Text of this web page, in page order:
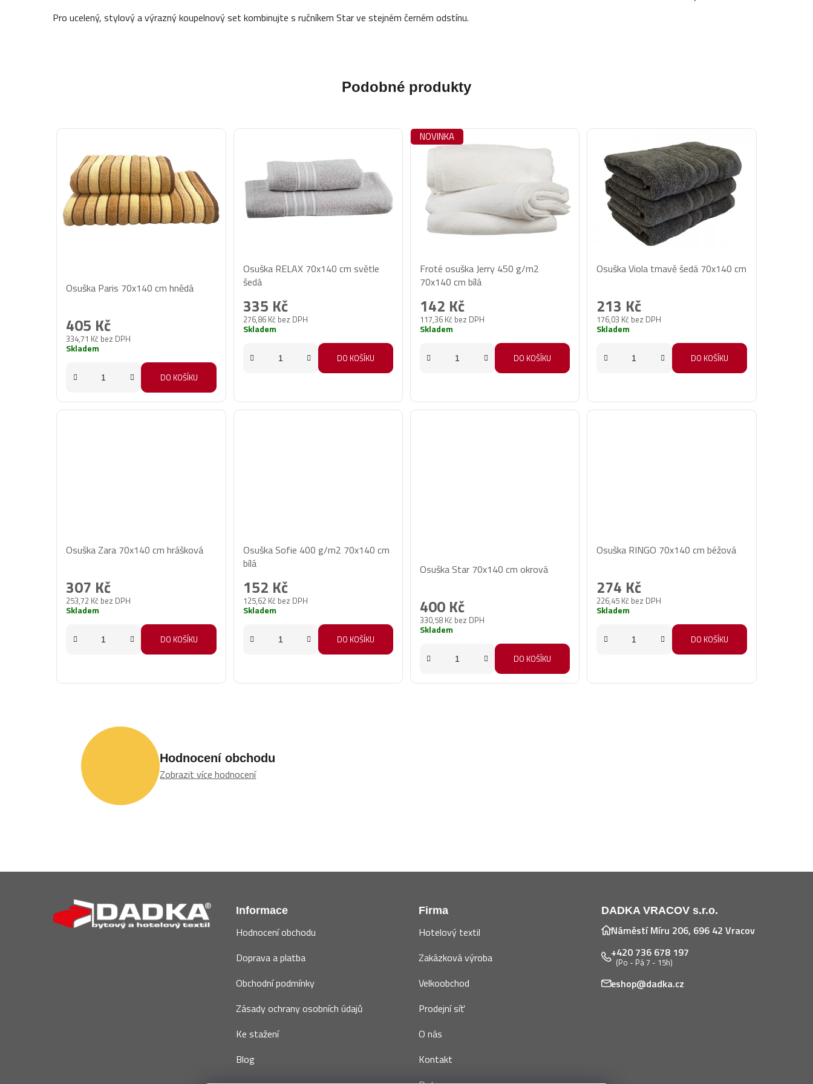
Pro ucelený, stylový a výrazný koupelnový set kombinujte s ručníkem Star ve stejném černém odstínu.
Podobné produkty
hodnocení
je
5,0
5
Osuška Paris 70x140 cm hnědá
334,71 Kč bez DPH
405 Kč
Skladem
DO KOŠÍKU
Osuška RELAX 70x140 cm světle
šedá
276,86 Kč bez DPH
335 Kč
Skladem
DO KOŠÍKU
NOVINKA
Froté osuška Jerry 450 g/m2
70x140 cm bílá
117,36 Kč bez DPH
142 Kč
Skladem
DO KOŠÍKU
Osuška Viola tmavě šedá 70x140 cm
176,03 Kč bez DPH
213 Kč
Skladem
DO KOŠÍKU
Osuška Zara 70x140 cm hrášková
253,72 Kč bez DPH
307 Kč
Skladem
DO KOŠÍKU
Osuška Sofie 400 g/m2 70x140 cm
bílá
125,62 Kč bez DPH
152 Kč
Skladem
DO KOŠÍKU
hodnocení
je
5,0
5
Osuška Star 70x140 cm okrová
330,58 Kč bez DPH
400 Kč
Skladem
DO KOŠÍKU
Osuška RINGO 70x140 cm béžová
226,45 Kč bez DPH
274 Kč
Skladem
DO KOŠÍKU
Hodnocení obchodu
Zobrazit více hodnocení
Informace
Hodnocení obchodu
Doprava a platba
Obchodní podmínky
Zásady ochrany osobních údajů
Ke stažení
Blog
Firma
Hotelový textil
Zakázková výroba
Velkoobchod
Prodejní síť
O nás
Kontakt
DADKA VRACOV s.r.o.
Náměstí Míru 206, 696 42 Vracov
+420 736 678 197
(Po - Pá 7 - 15h)
eshop@dadka.cz